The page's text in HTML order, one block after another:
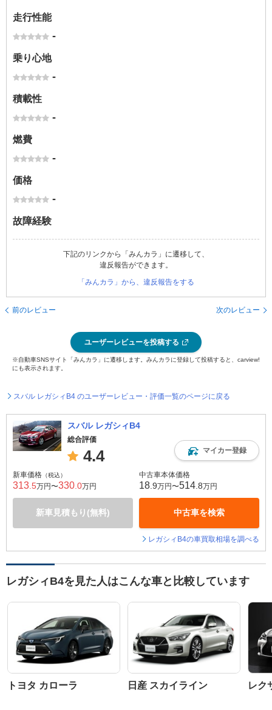
走行性能
-
乗り心地
-
積載性
-
燃費
-
価格
-
故障経験
下記のリンクから「みんカラ」に遷移して、
違反報告ができます。
「みんカラ」から、違反報告をする
前のレビュー 次のレビュー
ユーザーレビューを投稿する
※自動車SNSサイト「みんカラ」に遷移します。みんカラに登録して投稿すると、carview!
にも表示されます。
スバル レガシィB4 のユーザーレビュー・評価一覧のページに戻る
スバル レガシィB4
総合評価
4.4 マイカー登録
新車価格 （税込）
313 .5万円〜330 .0万円
新車見積もり(無料)
中古車本体価格
18 .9万円〜514 .8万円
中古車を検索
レガシィB4の車買取相場を調べる
レガシィB4を見た人はこんな車と比較しています
トヨタ カローラ 日産 スカイライン レク